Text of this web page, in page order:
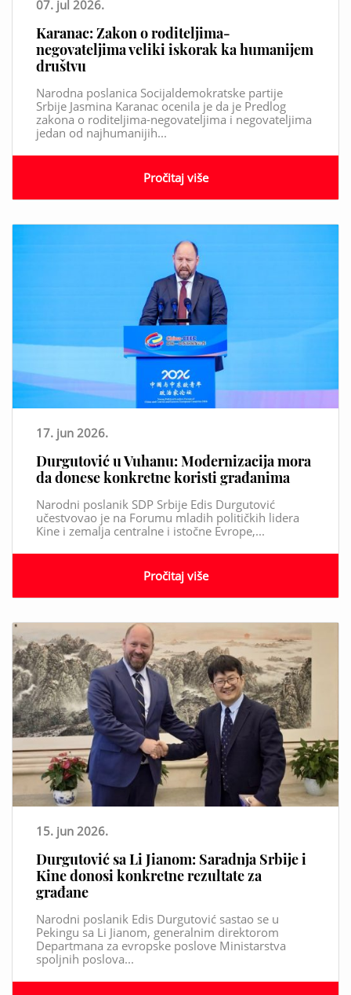
07. jul 2026.
Karanac: Zakon o roditeljima-
negovateljima veliki iskorak ka humanijem
društvu
Narodna poslanica Socijaldemokratske partije
Srbije Jasmina Karanac ocenila je da je Predlog
zakona o roditeljima-negovateljima i negovateljima
jedan od najhumanijih...
Pročitaj više
17. jun 2026.
Durgutović u Vuhanu: Modernizacija mora
da donese konkretne koristi građanima
Narodni poslanik SDP Srbije Edis Durgutović
učestvovao je na Forumu mladih političkih lidera
Kine i zemalja centralne i istočne Evrope,...
Pročitaj više
15. jun 2026.
Durgutović sa Li Jianom: Saradnja Srbije i
Kine donosi konkretne rezultate za
građane
Narodni poslanik Edis Durgutović sastao se u
Pekingu sa Li Jianom, generalnim direktorom
Departmana za evropske poslove Ministarstva
spoljnih poslova...